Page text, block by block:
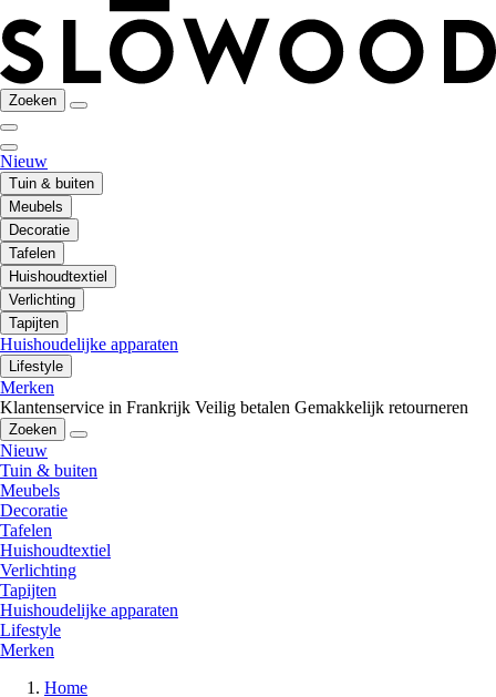
Zoeken
Nieuw
Tuin & buiten
Meubels
Decoratie
Tafelen
Huishoudtextiel
Verlichting
Tapijten
Huishoudelijke apparaten
Lifestyle
Merken
Klantenservice in Frankrijk Veilig betalen Gemakkelijk retourneren
Zoeken
Nieuw
Tuin & buiten
Meubels
Decoratie
Tafelen
Huishoudtextiel
Verlichting
Tapijten
Huishoudelijke apparaten
Lifestyle
Merken
Home